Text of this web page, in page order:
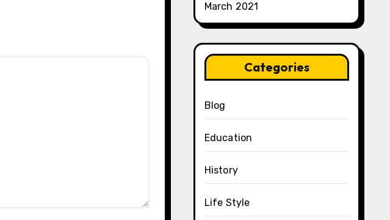
March 2021
Categories
Blog
Education
History
Life Style